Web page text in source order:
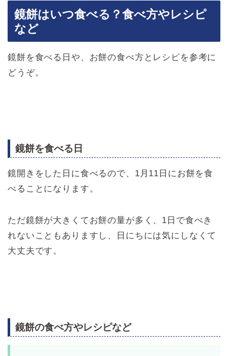
鏡餅はいつ食べる？食べ方やレシピ
など
鏡餅を食べる日や、お餅の食べ方とレシピを参考に
どうぞ。
鏡餅を食べる日
鏡開きをした日に食べるので、1月11日にお餅を食
べることになります。
ただ鏡餅が大きくてお餅の量が多く、1日で食べき
れないこともありますし、日にちには気にしなくて
大丈夫です。
鏡餅の食べ方やレシピなど